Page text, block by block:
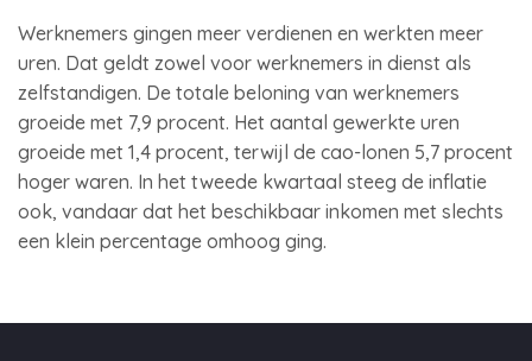
Werknemers gingen meer verdienen en werkten meer
uren. Dat geldt zowel voor werknemers in dienst als
zelfstandigen. De totale beloning van werknemers
groeide met 7,9 procent. Het aantal gewerkte uren
groeide met 1,4 procent, terwijl de cao-lonen 5,7 procent
hoger waren. In het tweede kwartaal steeg de inflatie
ook, vandaar dat het beschikbaar inkomen met slechts
een klein percentage omhoog ging.